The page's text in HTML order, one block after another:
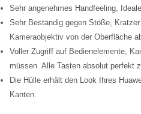
Sehr angenehmes Handfeeling,
Sehr Beständig gegen Stöße,
Kameraobjektiv von der Oberfläche
Voller Zugriff auf Bedienelemente,
müssen. Alle Tasten absolut perfekt
Die Hülle erhält den Look Ihres
Kanten.